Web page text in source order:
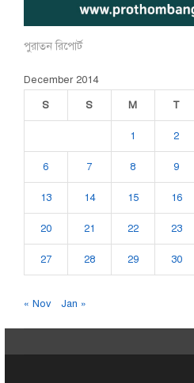
পুরাতন রিপোর্ট
December 2014
S
S M T
1 2
6 7 8 9
13 14 15 16
20 21 22 23
27 28 29 30
« Nov Jan »